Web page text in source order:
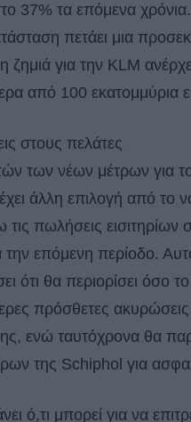
37% τα επόμενα
πετάει μια
ζημιά για την KLM
από 100 εκατομμύρια
στους πελάτες
των νέων μέτρων για
άλλη επιλογή από το
τις πωλήσεις εισιτηρίων
την επόμενη περίοδο.
ότι θα περιορίσει όσο
πρόσθετες ακυρώσεις
ενώ ταυτόχρονα θα
της Schiphol για
ό,τι μπορεί για να